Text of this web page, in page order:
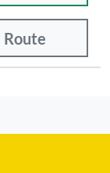
Route